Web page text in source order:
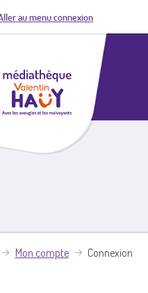
au menu connexion
Mon compte Connexion